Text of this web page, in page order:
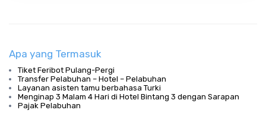
Apa yang Termasuk
Tiket Feribot Pulang-Pergi
Transfer Pelabuhan – Hotel – Pelabuhan
Layanan asisten tamu berbahasa Turki
Menginap 3 Malam 4 Hari di Hotel Bintang 3 dengan Sarapan
Pajak Pelabuhan